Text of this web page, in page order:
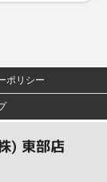
ポリシー
) 東部店